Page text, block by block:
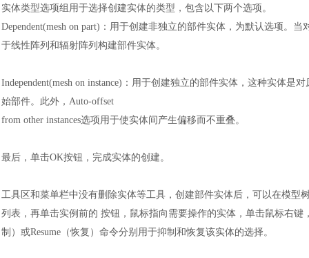
实体类型选项组用于选择创建实体的类型，包含以下两个选项。
Dependent(mesh on part)：用于创建非独立的部件实体，为默认选项。
于线性阵列和辐射阵列构建部件实体。
Independent(mesh on instance)：用于创建独立的部件实体，这种实体
始部件。此外，Auto-offset
from other instances选项用于使实体间产生偏移而不重叠。
最后，单击OK按钮，完成实体的创建。
工具区和菜单栏中没有删除实体等工具，创建部件实体后，可以在模
列表，再单击实例前的 按钮，鼠标指向需要操作的实体，单击鼠标右键
制）或Resume（恢复）命令分别用于抑制和恢复该实体的选择。